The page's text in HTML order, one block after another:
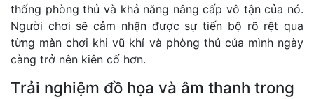
thống phòng thủ và khả năng nâng cấp vô tận của nó.
Người chơi sẽ cảm nhận được sự tiến bộ rõ rệt qua
từng màn chơi khi vũ khí và phòng thủ của mình ngày
càng trở nên kiên cố hơn.
Trải nghiệm đồ họa và âm thanh trong